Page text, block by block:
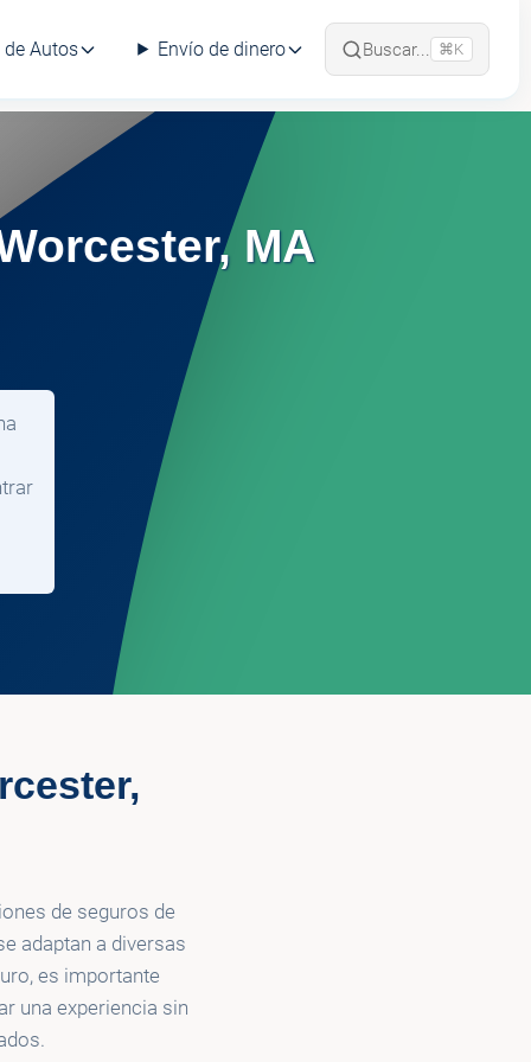
de Autos Envío de dinero Buscar... ⌘K
MA
de seguros de
adaptan a diversas
es importante
una experiencia sin